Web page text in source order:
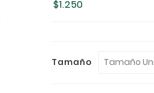
$1.250
Tamaño